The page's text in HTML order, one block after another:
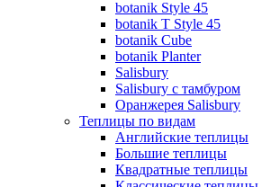
botanik Style 45
botanik Т Style 45
botanik Cube
botanik Planter
Salisbury
Salisbury с тамбуром
Оранжерея Salisbury
Теплицы по видам
Английские теплицы
Большие теплицы
Квадратные теплицы